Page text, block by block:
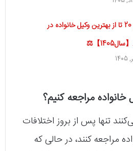
معرفی 20 تا از بهترین وکیل خانواده در
】⚖️
مراجعه کنیم؟
تنها پس از بروز اختلافات
مراجعه کنند، در حالی که